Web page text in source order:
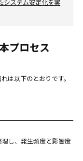
システム安定化を実
プロセス
は以下のとおりです。
し、発生頻度と影響度